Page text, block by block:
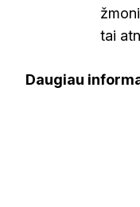
tai
Daugiau